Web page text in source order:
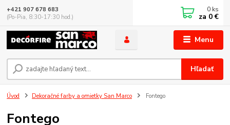
Menu
Hľadať
+421 907 678 683
(Po-Pia, 8:30-17:30 hod.)
0 ks
za 0 €
Úvod Dekoračné farby a omietky San Marco Fontego
Fontego